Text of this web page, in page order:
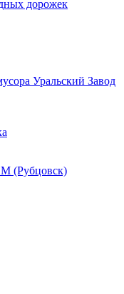
дорожек
Уральский Завод
(Рубцовск)